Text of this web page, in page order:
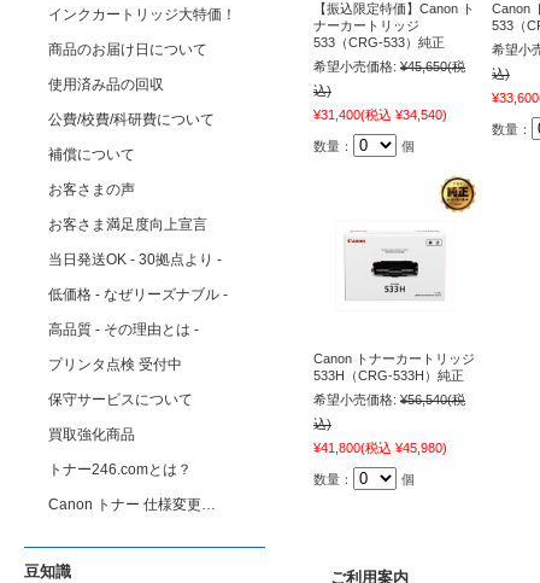
【振込限定特価】Canon ト
ナーカートリッジ
533（CRG-533）純正
希望小売価格: ¥45,650(税
込)
¥31,400(税込 ¥34,540)
数量： 個
Canon
533（
希望小
込)
¥33,600
数量：
Canon トナーカートリッジ
533H（CRG-533H）純正
希望小売価格: ¥56,540(税
込)
¥41,800(税込 ¥45,980)
数量： 個
ご利用案内
インクカートリッジ大特価！
商品のお届け日について
使用済み品の回収
公費/校費/科研費について
補償について
お客さまの声
お客さま満足度向上宣言
当日発送OK - 30拠点より -
低価格 - なぜリーズナブル -
高品質 - その理由とは -
プリンタ点検 受付中
保守サービスについて
買取強化商品
トナー246.comとは？
Canon トナー 仕様変更…
豆知識